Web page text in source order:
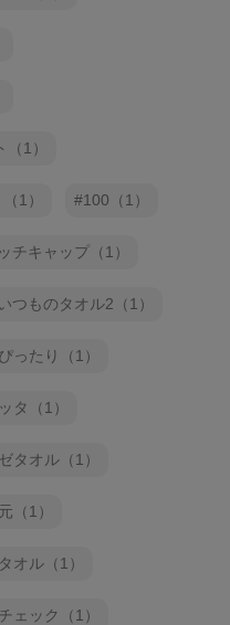
1）
1） 100（1）
チキャップ（1）
つものタオル2（1）
ったり（1）
タ（1）
タオル（1）
（1）
オル（1）
ェック（1）